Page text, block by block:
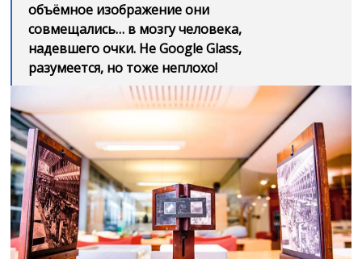
объёмное изображение они
совмещались… в мозгу человека,
надевшего очки. Не Google Glass,
разумеется, но тоже неплохо!